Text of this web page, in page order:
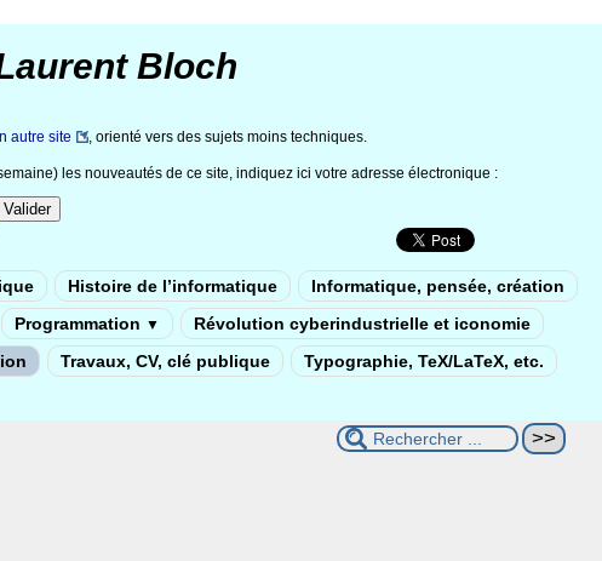
Bloch
autre site , orienté vers des sujets moins techniques.
les nouveautés de ce site, indiquez ici votre adresse électronique :
Histoire de l’informatique
Informatique, pensée, création
Programmation ▼
Révolution cyberindustrielle et iconomie
Travaux, CV, clé publique
Typographie, TeX/LaTeX, etc.